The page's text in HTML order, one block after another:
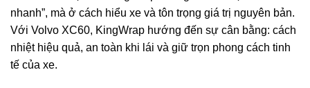
nhanh”, mà ở cách hiểu xe và tôn trọng giá trị nguyên bản.
Với Volvo XC60, KingWrap hướng đến sự cân bằng: cách
nhiệt hiệu quả, an toàn khi lái và giữ trọn phong cách tinh
tế của xe.